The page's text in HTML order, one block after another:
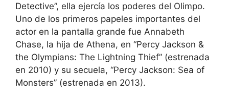
Detective”, ella ejercía los poderes del Olimpo.
Uno de los primeros papeles importantes del
actor en la pantalla grande fue Annabeth
Chase, la hija de Athena, en “Percy Jackson &
the Olympians: The Lightning Thief” (estrenada
en 2010) y su secuela, “Percy Jackson: Sea of ​​
Monsters” (estrenada en 2013).